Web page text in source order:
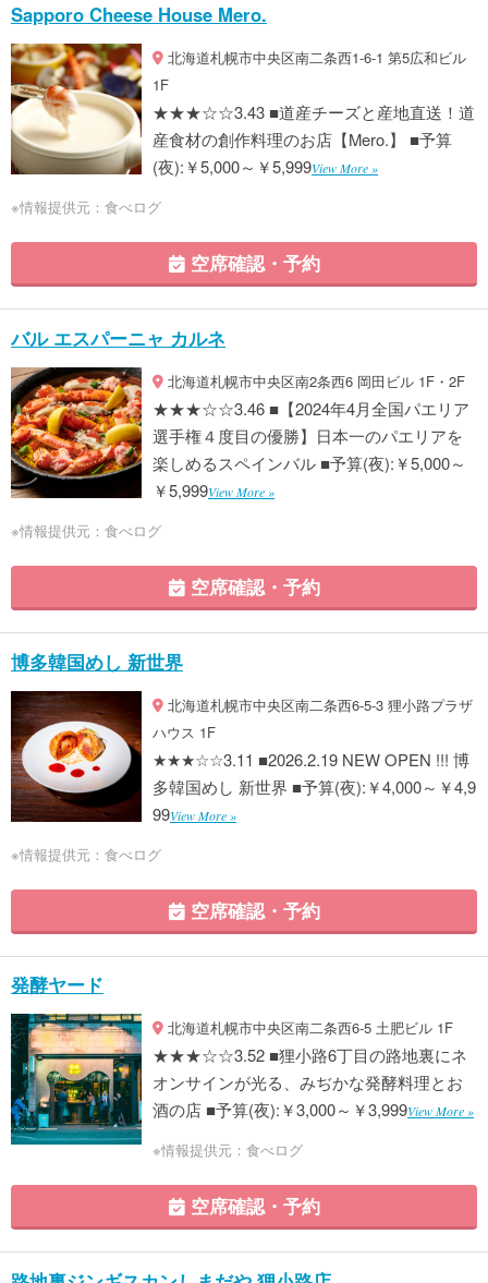
Sapporo Cheese House Mero.
北海道札幌市中央区南二条西1-6-1 第5広和ビル
1F
★★★☆☆3.43 ■道産チーズと産地直送！道
産食材の創作料理のお店【Mero.】 ■予算
(夜):￥5,000～￥5,999View More »
※情報提供元：食べログ
空席確認・予約
バル エスパーニャ カルネ
北海道札幌市中央区南2条西6 岡田ビル 1F・2F
★★★☆☆3.46 ■【2024年4月全国パエリア
選手権４度目の優勝】日本一のパエリアを
楽しめるスペインバル ■予算(夜):￥5,000～
￥5,999View More »
※情報提供元：食べログ
空席確認・予約
博多韓国めし 新世界
北海道札幌市中央区南二条西6-5-3 狸小路プラザ
ハウス 1F
★★★☆☆3.11 ■2026.2.19 NEW OPEN !!! 博
多韓国めし 新世界 ■予算(夜):￥4,000～￥4,9
99View More »
※情報提供元：食べログ
空席確認・予約
発酵ヤード
北海道札幌市中央区南二条西6-5 土肥ビル 1F
★★★☆☆3.52 ■狸小路6丁目の路地裏にネ
オンサインが光る、みぢかな発酵料理とお
酒の店 ■予算(夜):￥3,000～￥3,999View More »
※情報提供元：食べログ
空席確認・予約